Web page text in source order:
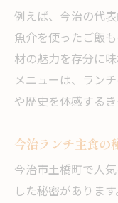
例えば、今治の代
魚介を使ったご飯
材の魅力を存分に
メニューは、ラン
や歴史を体感する
今治ランチ主食の
今治市土橋町で人
した秘密がありま